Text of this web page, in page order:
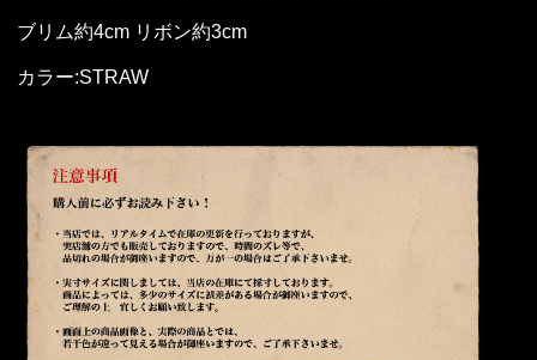
ブリム約4cm リボン約3cm
カラー:STRAW